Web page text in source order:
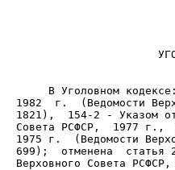
В Уголовном
1982  г.  (Ведомости
1821),  154-2 - Указом
Совета РСФСР,  1977 г.,
1975 г.  (Ведомости
699);  отменена  статья
Верховного Совета